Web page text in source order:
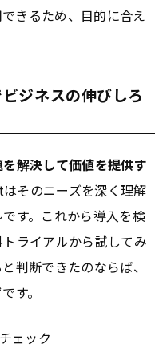
きるため、目的に合え
ジネスの伸びしろ
解決して価値を提供す
そのニーズを深く理解
す。これから導入を検
ライアルから試してみ
判断できたのならば、
す。
ェック